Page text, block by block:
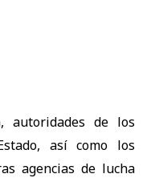
autoridades de los
así como los
agencias de lucha